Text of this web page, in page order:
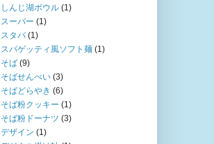
しんじ湖ボウル (1)
スーパー (1)
スタバ (1)
スパゲッティ風ソフト麺 (1)
そば (9)
そばせんべい (3)
そばどらやき (6)
そば粉クッキー (1)
そば粉ドーナツ (3)
デザイン (1)